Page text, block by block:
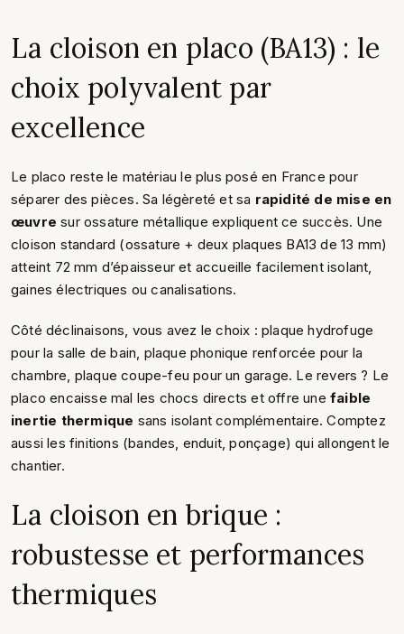
La cloison en placo (BA13) : le
choix polyvalent par
excellence
Le placo reste le matériau le plus posé en France pour
séparer des pièces. Sa légèreté et sa rapidité de mise en
œuvre sur ossature métallique expliquent ce succès. Une
cloison standard (ossature + deux plaques BA13 de 13 mm)
atteint 72 mm d’épaisseur et accueille facilement isolant,
gaines électriques ou canalisations.
Côté déclinaisons, vous avez le choix : plaque hydrofuge
pour la salle de bain, plaque phonique renforcée pour la
chambre, plaque coupe-feu pour un garage. Le revers ? Le
placo encaisse mal les chocs directs et offre unefaible
inertie thermique sans isolant complémentaire. Comptez
aussi les finitions (bandes, enduit, ponçage) qui allongent le
chantier.
La cloison en brique :
robustesse et performances
thermiques